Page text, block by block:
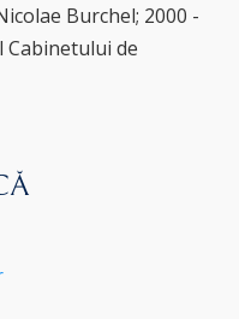
Burchel; 2000 -
Cabinetului de